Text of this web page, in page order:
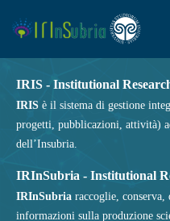
IRIS - Institutional
IRIS è il sistema di gestione
progetti, pubblicazioni, attività)
dell’Insubria.
IRInSubria - Institutional
IRInSubria raccoglie, conserva,
informazioni sulla produzione